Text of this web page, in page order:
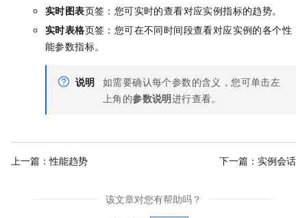
实时图表页签：您可实时的查看对应实例指标的趋势。
实时表格页签：您可在不同时间段查看对应实例的各个性
能参数指标。
说明 如需要确认每个参数的含义，您可单击左
上角的参数说明进行查看。
上一篇：性能趋势 下一篇： 实例会话
该文章对您有帮助吗？